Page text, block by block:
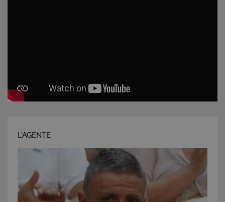
L'AGENTE
CookieScriptConsent
CookieScript
6 mesi 5